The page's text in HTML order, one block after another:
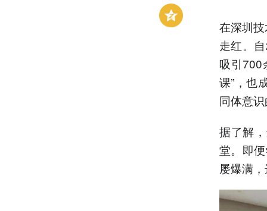
在深圳
走红。
吸引700
课”，也
同体意
据了解
堂。即
屡爆满